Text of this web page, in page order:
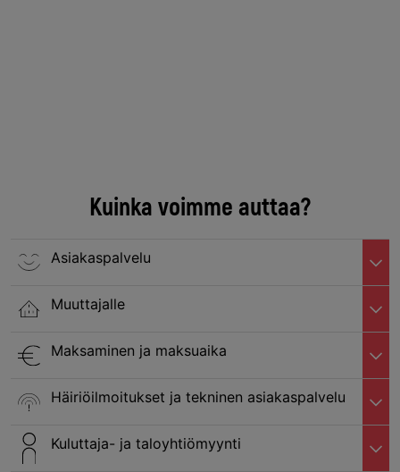
Kuinka voimme auttaa?
Asiakaspalvelu
Muuttajalle
Maksaminen ja maksuaika
Häiriöilmoitukset ja tekninen asiakaspalvelu
Kuluttaja- ja taloyhtiömyynti